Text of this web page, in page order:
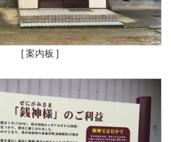
[ 案内板 ]